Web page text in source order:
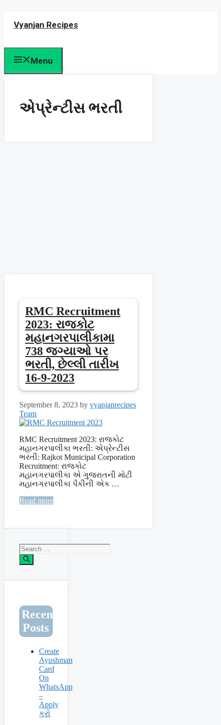
Vyanjan Recipes
Menu
એપ્રેન્ટીસ ભરતી
RMC Recruitment
2023: રાજકોટ
મહાનગરપાલીકામા
738 જગ્યાઓ પર
ભરતી, છેલ્લી તારીખ
16-9-2023
September 8, 2023 by vyanjanrecipes
Team
RMC Recruitment 2023: રાજકોટ
મહાનગરપાલીકા ભરતી: એપ્રેન્ટીસ
ભરતી: Rajkot Municipal Corporation
Recruitment: રાજકોટ
મહાનગરપાલીકા એ ગુજરાતની મોટી
મહાનગરપાલીકા પૈકીની એક …
Read more
Search
for:
Recent
Posts
Create
Ayushman
Card
On
WhatsApp
–
Apply
કરો